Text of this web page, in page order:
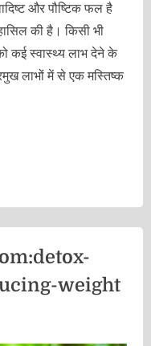
और पौष्टिक फल है
की है। किसी भी
कई स्वास्थ्य लाभ देने के
लाभों में से एक मस्तिष्क
weight